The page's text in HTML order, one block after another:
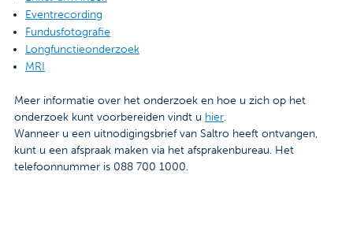
Eventrecording
Fundusfotografie
Longfunctieonderzoek
MRI
Meer informatie over het onderzoek en hoe u zich op het
onderzoek kunt voorbereiden vindt u hier.
Wanneer u een uitnodigingsbrief van Saltro heeft ontvangen,
kunt u een afspraak maken via het afsprakenbureau. Het
telefoonnummer is 088 700 1000.